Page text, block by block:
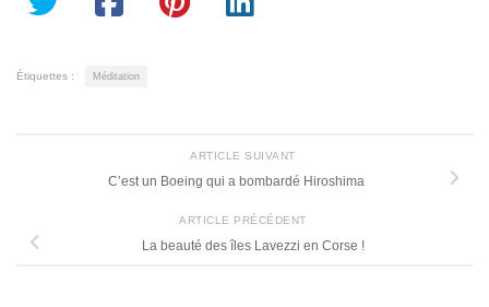
Étiquettes : Méditation
ARTICLE SUIVANT
C’est un Boeing qui a bombardé Hiroshima
ARTICLE PRÉCÉDENT
La beauté des îles Lavezzi en Corse !